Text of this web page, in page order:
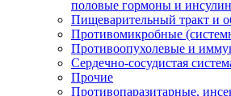
половые гормоны и
Пищеварительный тракт и
Противомикробные
Противоопухолевые и
Сердечно-сосудистая
Прочие
Противопаразитарные,